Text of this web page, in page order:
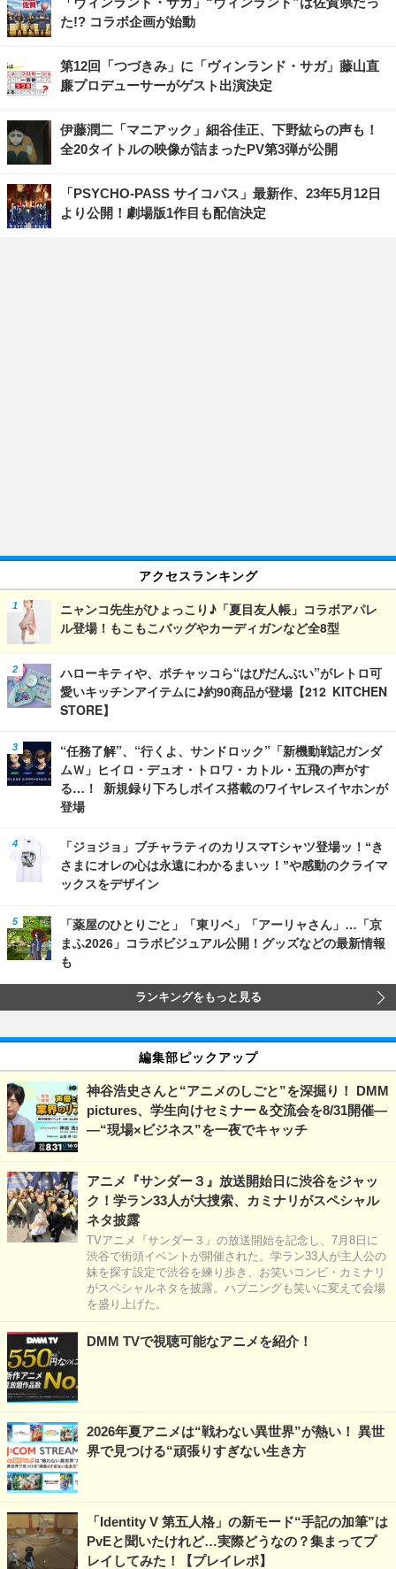
た!? コラボ企画が始動
第12回「つづきみ」に「ヴィンランド・サガ」藤山直
廉プロデューサーがゲスト出演決定
伊藤潤二「マニアック」細谷佳正、下野紘らの声も！
全20タイトルの映像が詰まったPV第3弾が公開
「PSYCHO-PASS サイコパス」最新作、23年5月12日
より公開！劇場版1作目も配信決定
アクセスランキング
ニャンコ先生がひょっこり♪「夏目友人帳」コラボアパレ
ル登場！もこもこバッグやカーディガンなど全8型
ハローキティや、ポチャッコら“はぴだんぶい”がレトロ可
愛いキッチンアイテムに♪約90商品が登場【212 KITCHEN
STORE】
“任務了解”、“行くよ、サンドロック”「新機動戦記ガンダ
ムＷ」ヒイロ・デュオ・トロワ・カトル・五飛の声がす
る…！ 新規録り下ろしボイス搭載のワイヤレスイヤホンが
登場
「ジョジョ」ブチャラティのカリスマTシャツ登場ッ！“き
さまにオレの心は永遠にわかるまいッ！”や感動のクライマ
ックスをデザイン
「薬屋のひとりごと」「東リベ」「アーリャさん」…「京
まふ2026」コラボビジュアル公開！グッズなどの最新情報
も
ランキングをもっと見る
編集部ピックアップ
神谷浩史さんと“アニメのしごと”を深掘り！ DMM
pictures、学生向けセミナー＆交流会を8/31開催―
―“現場×ビジネス”を一夜でキャッチ
アニメ『サンダー３』放送開始日に渋谷をジャッ
ク！学ラン33人が大捜索、カミナリがスペシャル
ネタ披露
TVアニメ『サンダー３』の放送開始を記念し、7月8日に
渋谷で街頭イベントが開催された。学ラン33人が主人公の
妹を探す設定で渋谷を練り歩き、お笑いコンビ・カミナリ
がスペシャルネタを披露。ハプニングも笑いに変えて会場
を盛り上げた。
DMM TVで視聴可能なアニメを紹介！
2026年夏アニメは“戦わない異世界”が熱い！ 異世
界で見つける“頑張りすぎない生き方
「Identity V 第五人格」の新モード“手記の加筆”は
PvEと聞いたけれど…実際どうなの？集まってプ
レイしてみた！【プレイレポ】